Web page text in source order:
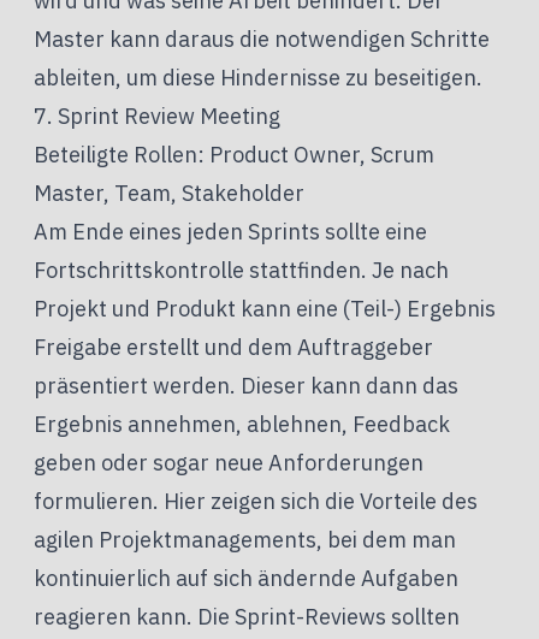
Master kann daraus die notwendigen Schritte
ableiten, um diese Hindernisse zu beseitigen.
7. Sprint Review Meeting
Beteiligte Rollen: Product Owner, Scrum
Master, Team, Stakeholder
Am Ende eines jeden Sprints sollte eine
Fortschrittskontrolle stattfinden. Je nach
Projekt und Produkt kann eine (Teil-) Ergebnis
Freigabe erstellt und dem Auftraggeber
präsentiert werden. Dieser kann dann das
Ergebnis annehmen, ablehnen, Feedback
geben oder sogar neue Anforderungen
formulieren. Hier zeigen sich die Vorteile des
agilen Projektmanagements, bei dem man
kontinuierlich auf sich ändernde Aufgaben
reagieren kann. Die Sprint-Reviews sollten